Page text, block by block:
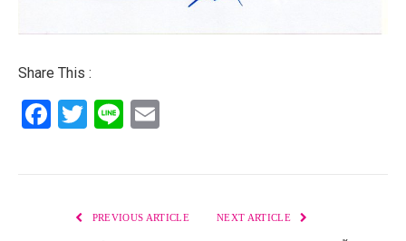
Share This :
Facebook
Twitter
Line
PREVIOUS ARTICLE NEXT ARTICLE